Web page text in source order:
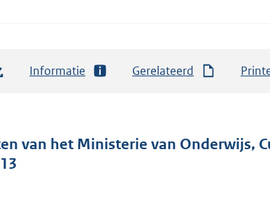
Informatie Gerelateerd
van het Ministerie van Onderwijs,